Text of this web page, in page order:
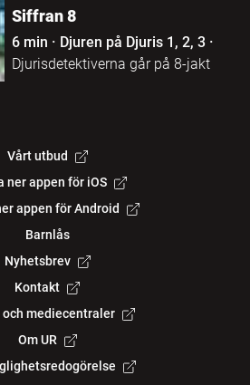
Siffran 8
6 min · Djuren på Djuris 1, 2, 3·
Djurisdetektiverna går på 8-jakt
Vårt utbud
ner appen för iOS
appen för Android
Barnlås
Nyhetsbrev
Kontakt
och mediecentraler
Om UR